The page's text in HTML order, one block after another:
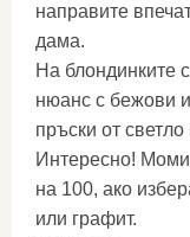
направите
дама.
На блондинките
нюанс с бежови
пръски от
Интересно!
на 100, ако
или графит.